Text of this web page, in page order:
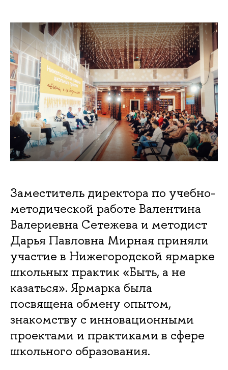
Заместитель директора по учебно-
методической работе Валентина
Валериевна Сетежева и методист
Дарья Павловна Мирная приняли
участие в Нижегородской ярмарке
школьных практик «Быть, а не
казаться». Ярмарка была
посвящена обмену опытом,
знакомству с инновационными
проектами и практиками в сфере
школьного образования.